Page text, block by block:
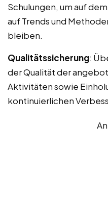
Schulungen, um auf
auf Trends und
bleiben.
Qualitätssicherung:
der Qualität der
Aktivitäten sowie
kontinuierlichen